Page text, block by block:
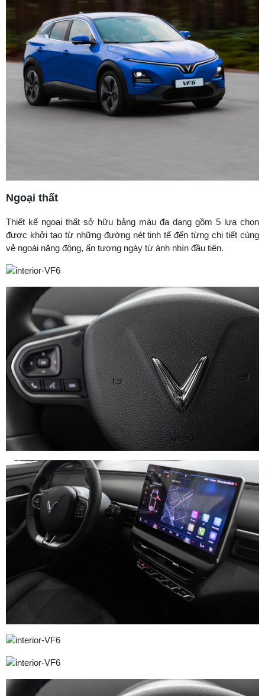
Ngoại thất
Thiết kế ngoại thất sở hữu bảng màu đa dạng gồm 5 lựa chọn
được khởi tạo từ những đường nét tinh tế đến từng chi tiết cùng
vẻ ngoài năng động, ấn tượng ngày từ ánh nhìn đầu tiên.​